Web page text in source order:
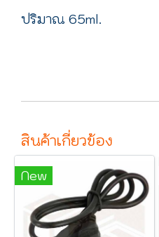
ปริมาณ 65ml.
สินค้าเกี่ยวข้อง
New